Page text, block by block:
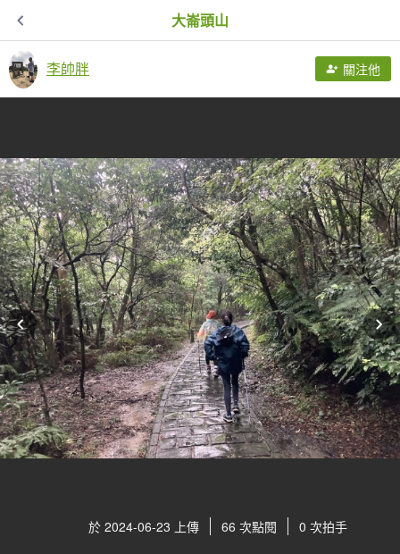
大崙頭山
李帥胖 關注他
於 2024-06-23 上傳 66 次點閱 0 次拍手